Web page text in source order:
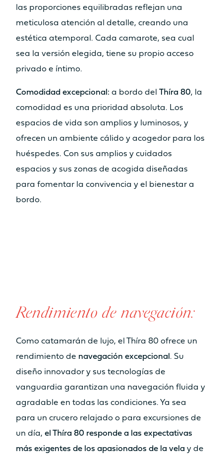
las proporciones equilibradas reflejan una
meticulosa atención al detalle, creando una
estética atemporal. Cada camarote, sea cual
sea la versión elegida, tiene su propio acceso
privado e íntimo.
Comodidad excepcional: a bordo del Thíra 80, la
comodidad es una prioridad absoluta. Los
espacios de vida son amplios y luminosos, y
ofrecen un ambiente cálido y acogedor para los
huéspedes. Con sus amplios y cuidados
espacios y sus zonas de acogida diseñadas
para fomentar la convivencia y el bienestar a
bordo.
Rendimiento de navegación:
Como catamarán de lujo, el Thíra 80 ofrece un
rendimiento de navegación excepcional . Su
diseño innovador y sus tecnologías de
vanguardia garantizan una navegación fluida y
agradable en todas las condiciones. Ya sea
para un crucero relajado o para excursiones de
un día, el Thíra 80 responde a las expectativas
más exigentes de los apasionados de la vela y de
precio
FP44
Más información sobre el